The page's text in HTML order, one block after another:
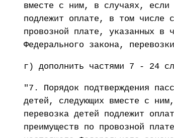
вместе с ним, в случаях, если
подлежит оплате, в том числе
провозной плате, указанных в
Федерального закона,
г) дополнить частями 7 - 24
"7. Порядок подтверждения
детей, следующих вместе с
перевозка детей подлежит
преимуществ по провозной